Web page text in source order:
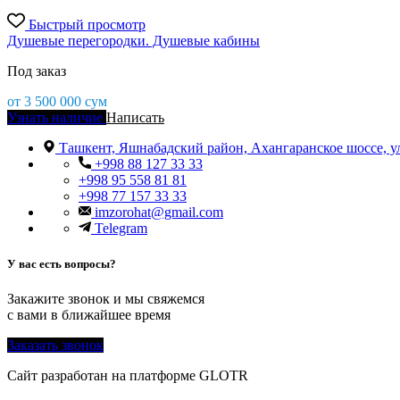
Быстрый просмотр
Душевые перегородки. Душевые кабины
Под заказ
от 3 500 000 сум
Узнать наличие Написать
Ташкент, Яшнабадский район, Ахангаранское шоссе,
+998 88 127 33 33
+998 95 558 81 81
+998 77 157 33 33
imzorohat@gmail.com
Telegram
У вас есть вопросы?
Закажите звонок и мы свяжемся
с вами в ближайшее время
Заказать звонок
Сайт разработан на платформе GLOTR